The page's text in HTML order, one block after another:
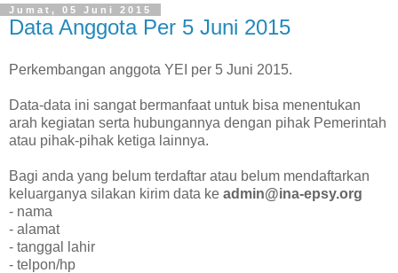
Jumat, 05 Juni 2015
Data Anggota Per 5 Juni 2015
Perkembangan anggota YEI per 5 Juni 2015.
Data-data ini sangat bermanfaat untuk bisa menentukan
arah kegiatan serta hubungannya dengan pihak Pemerintah
atau pihak-pihak ketiga lainnya.
Bagi anda yang belum terdaftar atau belum mendaftarkan
keluarganya silakan kirim data ke admin@ina-epsy.org
- nama
- alamat
- tanggal lahir
- telpon/hp